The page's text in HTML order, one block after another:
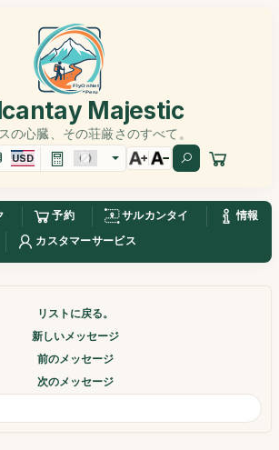
Majestic
の心臓、その荘厳さのすべて。
USD
予約 サルカンタイ
情報
カスタマーサービス
リストに戻る。
新しいメッセージ
前のメッセージ
次のメッセージ